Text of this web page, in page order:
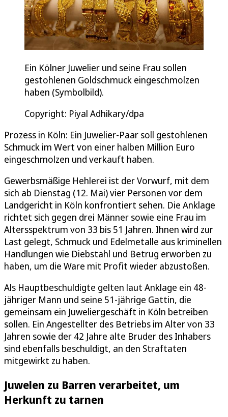
Ein Kölner Juwelier und seine Frau sollen
gestohlenen Goldschmuck eingeschmolzen
haben (Symbolbild).
Copyright: Piyal Adhikary/dpa
Prozess in Köln: Ein Juwelier-Paar soll gestohlenen
Schmuck im Wert von einer halben Million Euro
eingeschmolzen und verkauft haben.
Gewerbsmäßige Hehlerei ist der Vorwurf, mit dem
sich ab Dienstag (12. Mai) vier Personen vor dem
Landgericht in Köln konfrontiert sehen. Die Anklage
richtet sich gegen drei Männer sowie eine Frau im
Altersspektrum von 33 bis 51 Jahren. Ihnen wird zur
Last gelegt, Schmuck und Edelmetalle aus kriminellen
Handlungen wie Diebstahl und Betrug erworben zu
haben, um die Ware mit Profit wieder abzustoßen.
Als Hauptbeschuldigte gelten laut Anklage ein 48-
jähriger Mann und seine 51-jährige Gattin, die
gemeinsam ein Juweliergeschäft in Köln betreiben
sollen. Ein Angestellter des Betriebs im Alter von 33
Jahren sowie der 42 Jahre alte Bruder des Inhabers
sind ebenfalls beschuldigt, an den Straftaten
mitgewirkt zu haben.
Juwelen zu Barren verarbeitet, um
Herkunft zu tarnen